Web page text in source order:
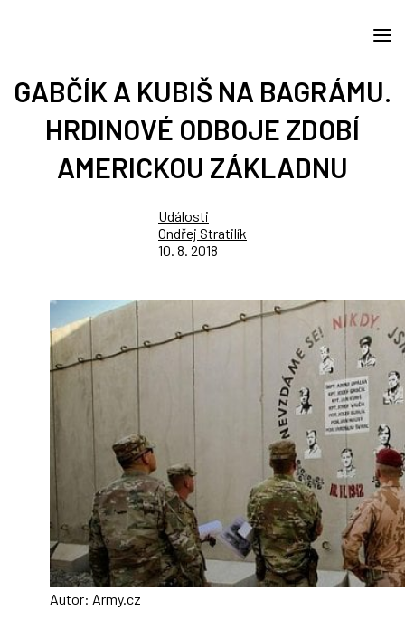
GABČÍK A KUBIŠ NA BAGRÁMU.
HRDINOVÉ ODBOJE ZDOBÍ
AMERICKOU ZÁKLADNU
Události
Ondřej Stratilík
10. 8. 2018
Autor: Army.cz